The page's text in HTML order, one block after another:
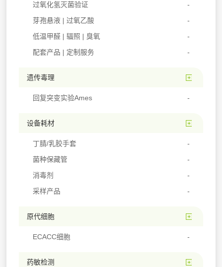
过氧化氢灭菌验证
芽孢悬液 | 过氧乙酸
低温甲醛 | 辐照 | 臭氧
配套产品 | 定制服务
遗传毒理
回复突变实验Ames
设备耗材
丁腈/乳胶手套
菌种保藏管
消毒剂
采样产品
原代细胞
ECACC细胞
药敏检测